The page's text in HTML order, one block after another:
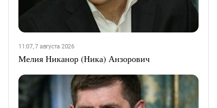
11:07, 7 августа 2026
Мелия Никанор (Ника) Анзорович